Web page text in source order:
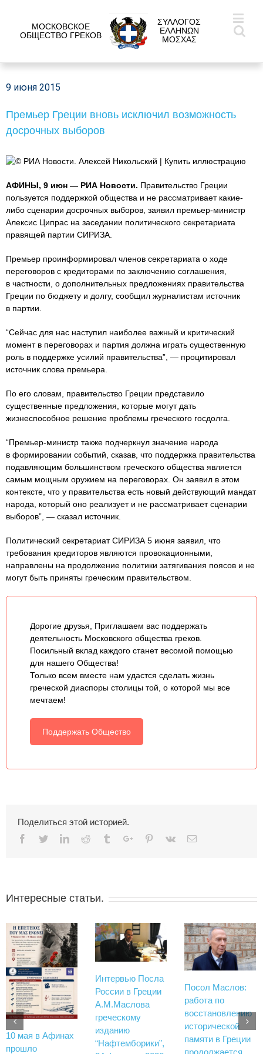
МОСКОВСКОЕ
ОБЩЕСТВО ГРЕКОВ
ΣΥΛΛΟΓΟΣ
ΕΛΛΗΝΩΝ
ΜΟΣΧΑΣ
9 июня 2015
Премьер Греции вновь исключил возможность
досрочных выборов
© РИА Новости. Алексей Никольский | Купить иллюстрацию
АФИНЫ, 9 июн — РИА Новости. Правительство Греции
пользуется поддержкой общества и не рассматривает какие-
либо сценарии досрочных выборов, заявил премьер-министр
Алексис Ципрас на заседании политического секретариата
правящей партии СИРИЗА.
Премьер проинформировал членов секретариата о ходе
переговоров с кредиторами по заключению соглашения,
в частности, о дополнительных предложениях правительства
Греции по бюджету и долгу, сообщил журналистам источник
в партии.
“Сейчас для нас наступил наиболее важный и критический
момент в переговорах и партия должна играть существенную
роль в поддержке усилий правительства”, — процитировал
источник слова премьера.
По его словам, правительство Греции представило
существенные предложения, которые могут дать
жизнеспособное решение проблемы греческого госдолга.
“Премьер-министр также подчеркнул значение народа
в формировании событий, сказав, что поддержка правительства
подавляющим большинством греческого общества является
самым мощным оружием на переговорах. Он заявил в этом
контексте, что у правительства есть новый действующий мандат
народа, который оно реализует и не рассматривает сценарии
выборов”, — сказал источник.
Политический секретариат СИРИЗА 5 июня заявил, что
требования кредиторов являются провокационными,
направлены на продолжение политики затягивания поясов и не
могут быть приняты греческим правительством.
Дорогие друзья, Приглашаем вас поддержать
деятельность Московского общества греков.
Посильный вклад каждого станет весомой помощью
для нашего Общества!
Только всем вместе нам удастся сделать жизнь
греческой диаспоры столицы той, о которой мы все
мечтаем!
Поддержать Общество
Поделиться этой историей.
Facebook
TwitterLinkedinReddit TumblrGoogle+Pinterest
Vk Email
Интересные статьи.
10 мая в Афинах
прошло
Интервью Посла
России в Греции
А.М.Маслова
греческому
изданию
“Нафтемборики”,
Посол Маслов:
работа по
восстановлению
исторической
памяти в Греции
продолжается.